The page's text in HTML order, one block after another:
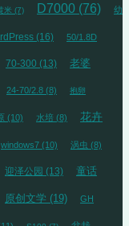
米 (7) D7000 (76) 幼
(16) 50/1.8D
70-300 (13) 老婆
24-70/2.8 (8) 抱卵
(10) 水培 (8) 花卉
windows7 (10) 涡虫 (8)
迎泽公园 (13) 童话
原创文学 (19) GH